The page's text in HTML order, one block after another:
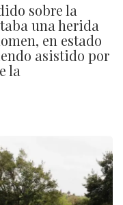
sobre la
una herida
en estado
asistido por
la